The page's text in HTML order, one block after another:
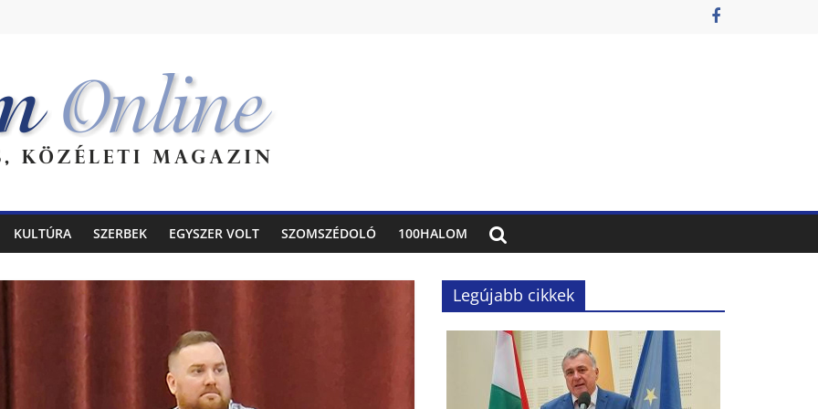
KULTÚRA SZERBEK EGYSZER VOLT SZOMSZÉDOLÓ 100HALOM
Legújabb cikkek